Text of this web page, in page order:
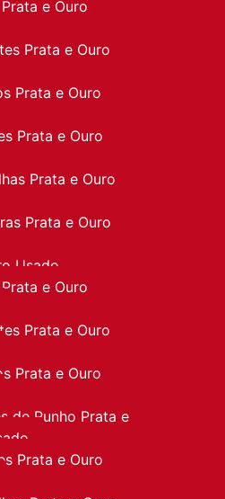
e Ouro
Prata e Ouro
Prata e Ouro
Prata e Ouro
Prata e Ouro
Prata e Ouro
Usado
e Ouro
Prata e Ouro
Prata e Ouro
de Punho Prata e
Prata e Ouro